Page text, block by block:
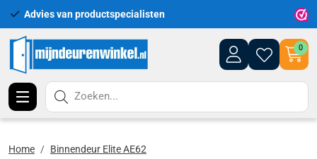
Advies van productspecialisten
0
Zoeken...
Home Binnendeur Elite AE62